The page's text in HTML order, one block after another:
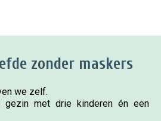
zonder maskers
we zelf.
gezin met drie kinderen én een